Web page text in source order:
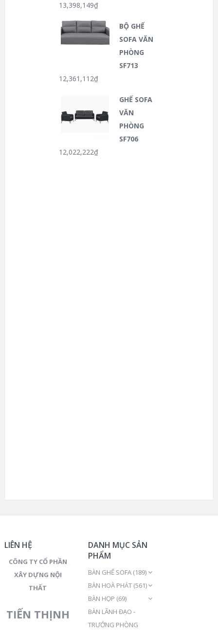
13,398,149₫
BỘ GHẾ
SOFA VĂN
PHÒNG
SF713
12,361,112₫
GHẾ SOFA
VĂN
PHÒNG
SF706
12,022,222₫
LIÊN HỆ
CÔNG TY CỔ PHẦN
XÂY DỰNG NỘI
THẤT
TIẾN THỊNH
DANH MỤC SẢN
PHẨM
BÀN GHẾ SOFA (189)
BÀN HOÀ PHÁT (561)
BÀN HỌP (69)
BÀN LÃNH ĐẠO -
TRƯỞNG PHÒNG